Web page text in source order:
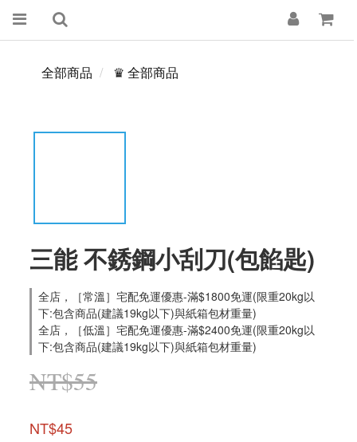
全部商品 ♛ 全部商品
三能 不銹鋼小刮刀(包餡匙)
全店，［常溫］宅配免運優惠-滿$1800免運(限重20kg以
下:包含商品(建議19kg以下)與紙箱包材重量)
全店，［低溫］宅配免運優惠-滿$2400免運(限重20kg以
下:包含商品(建議19kg以下)與紙箱包材重量)
NT$55
NT$45